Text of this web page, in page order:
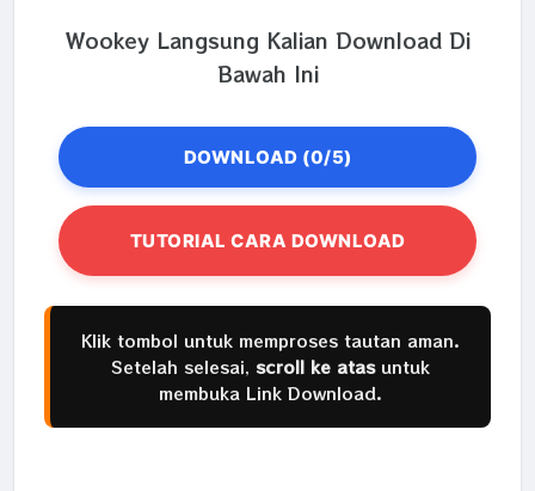
Wookey Langsung Kalian Download Di
Bawah Ini
DOWNLOAD (0/5)
TUTORIAL CARA DOWNLOAD
Klik tombol untuk memproses tautan aman.
Setelah selesai, scroll ke atasuntuk
membuka Link Download.